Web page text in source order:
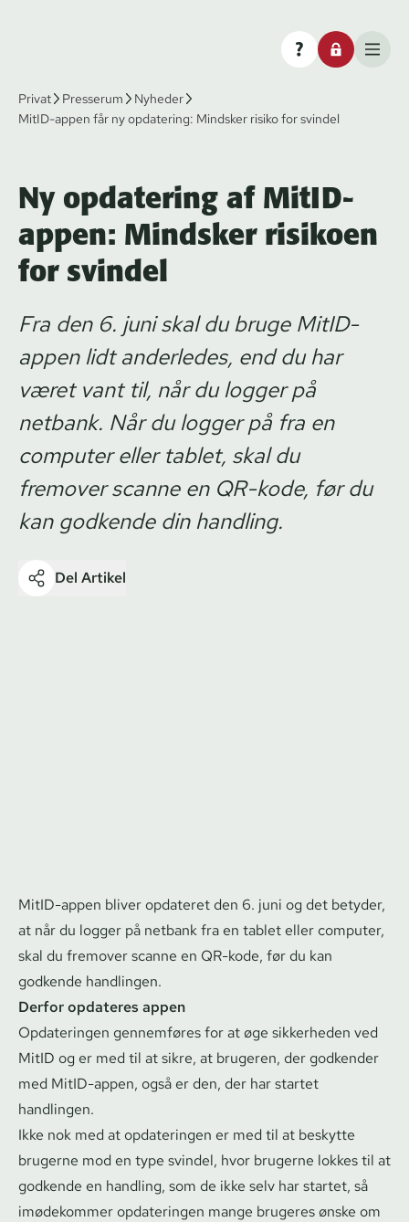
Privat Presserum
Nyheder
MitID-appen får ny opdatering: Mindsker risiko for svindel
Ny opdatering af MitID-
appen: Mindsker risikoen
for svindel
Fra den 6. juni skal du bruge MitID-
appen lidt anderledes, end du har
været vant til, når du logger på
netbank. Når du logger på fra en
computer eller tablet, skal du
fremover scanne en QR-kode, før du
kan godkende din handling.
Del Artikel
MitID-appen bliver opdateret den 6. juni og det betyder,
at når du logger på netbank fra en tablet eller computer,
skal du fremover scanne en QR-kode, før du kan
godkende handlingen.
Derfor opdateres appen
Opdateringen gennemføres for at øge sikkerheden ved
MitID og er med til at sikre, at brugeren, der godkender
med MitID-appen, også er den, der har startet
handlingen.
Ikke nok med at opdateringen er med til at beskytte
brugerne mod en type svindel, hvor brugerne lokkes til at
godkende en handling, som de ikke selv har startet, så
imødekommer opdateringen mange brugeres ønske om